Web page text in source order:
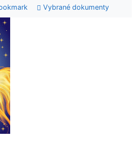
Vybrané dokumenty